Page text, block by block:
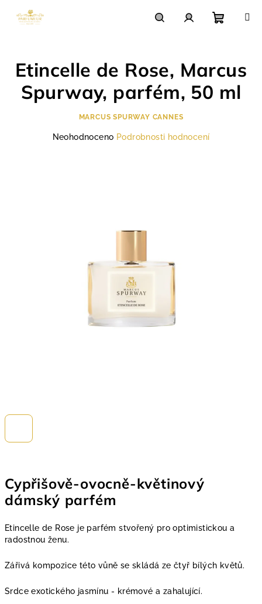
košík
Cypřišově-ovocně-květinový
dámský parfém
Etincelle de Rose je parfém stvořený pro optimistickou a
radostnou ženu.
Zářivá kompozice této vůně se skládá ze čtyř bílých květů.
Srdce exotického jasmínu - krémové a zahalující.
Etincelle de Rose, Marcus
Spurway, parfém, 50 ml
MARCUS SPURWAY CANNES
Průměrné
Neohodnoceno Podrobnosti hodnocení